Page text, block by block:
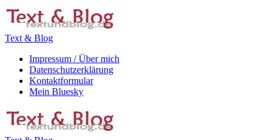
Zum
Inhalt
Text & Blog
Impressum / Über mich
Datenschutzerklärung
Kontaktformular
Mein Bluesky